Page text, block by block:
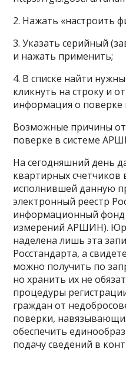
2. Нажать «настроить
3. Указать серийный
и нажать применить;
4. В списке найти
кликнуть на строку и
информация о поверке
Возможные причины
поверке в системе
На сегодняшний день
квартирных счетчиков
исполнившей данную
электронный реестр
информационный фонд
измерений АРШИН).
наделена лишь эта
Росстандарта, а
можно получить по
но хранить их не
процедуры
граждан от
поверки,
обеспечить
подачу сведений в